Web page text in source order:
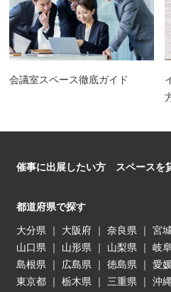
会議室スペース徹底ガイド
催事に出展したい方 スペースを
都道府県で探す
大分県｜ 大阪府｜ 奈良県｜ 宮
山口県｜ 山形県｜ 山梨県｜ 岐
島根県｜ 広島県｜ 徳島県｜ 愛
東京都｜ 栃木県｜ 三重県｜ 沖